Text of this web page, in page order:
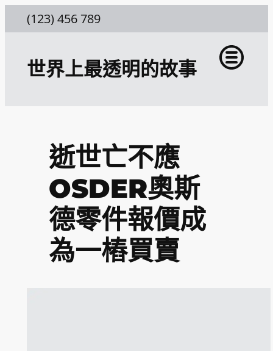
至
(123) 456 789
世界上最透明的故事
逝世亡不應
OSDER奧斯
德零件報價成
為一樁買賣